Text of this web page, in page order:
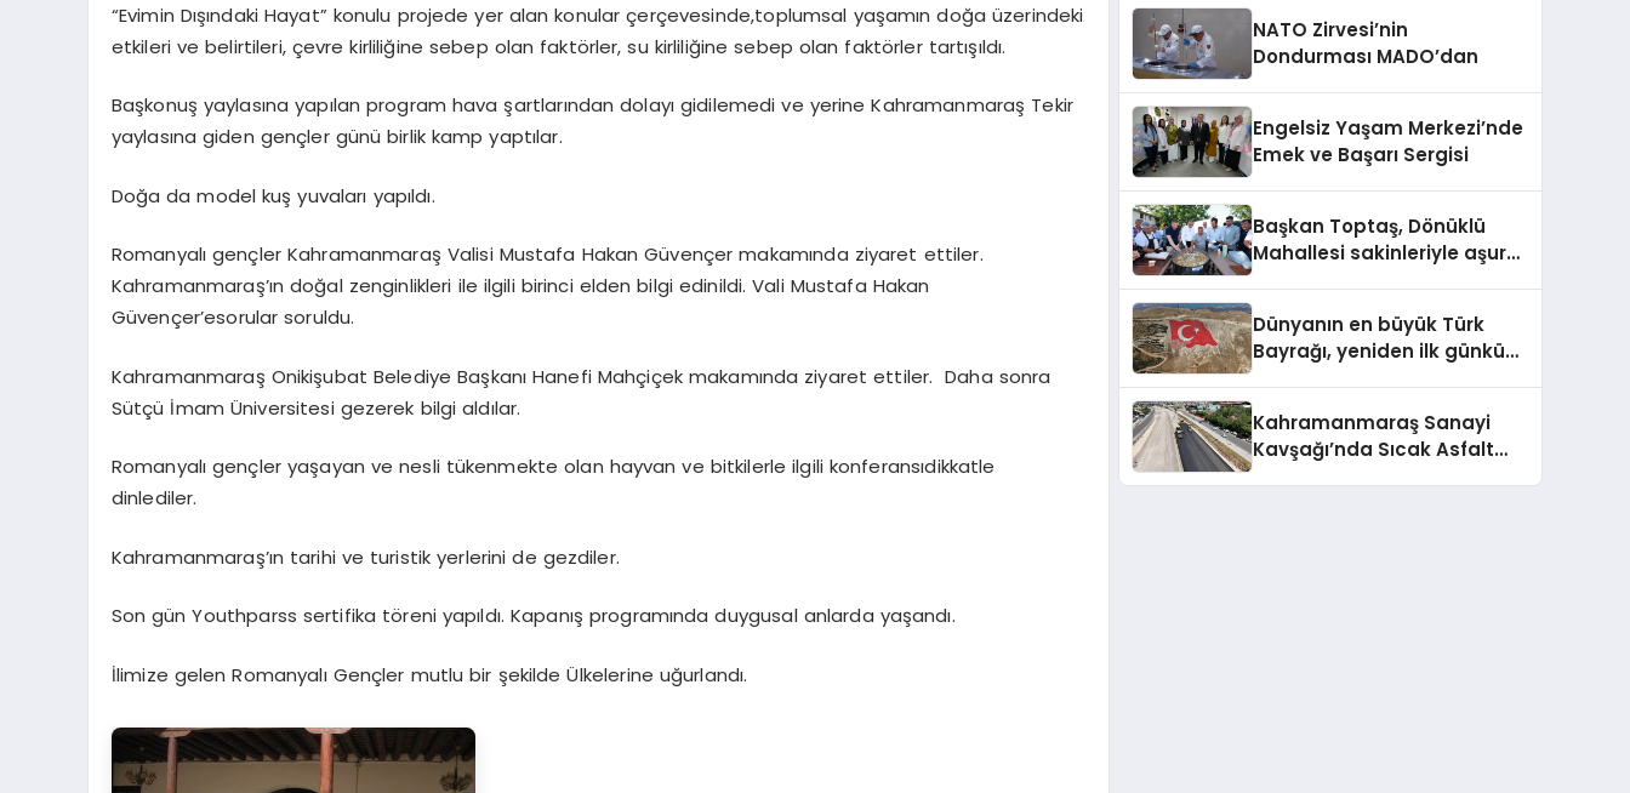
“Evimin Dışındaki Hayat” konulu projede yer alan konular çerçevesinde,toplumsal yaşamın doğa üzerindeki
etkileri ve belirtileri, çevre kirliliğine sebep olan faktörler, su kirliliğine sebep olan faktörler tartışıldı.
Başkonuş yaylasına yapılan program hava şartlarından dolayı gidilemedi ve yerine Kahramanmaraş Tekir
yaylasına giden gençler günü birlik kamp yaptılar.
Doğa da model kuş yuvaları yapıldı.
Romanyalı gençler Kahramanmaraş Valisi Mustafa Hakan Güvençer makamında ziyaret ettiler.
Kahramanmaraş’ın doğal zenginlikleri ile ilgili birinci elden bilgi edinildi. Vali Mustafa Hakan
Güvençer’esorular soruldu.
Kahramanmaraş Onikişubat Belediye Başkanı Hanefi Mahçiçek makamında ziyaret ettiler. Daha sonra
Sütçü İmam Üniversitesi gezerek bilgi aldılar.
Romanyalı gençler yaşayan ve nesli tükenmekte olan hayvan ve bitkilerle ilgili konferansıdikkatle
dinlediler.
Kahramanmaraş’ın tarihi ve turistik yerlerini de gezdiler.
Son gün Youthparss sertifika töreni yapıldı. Kapanış programında duygusal anlarda yaşandı.
İlimize gelen Romanyalı Gençler mutlu bir şekilde Ülkelerine uğurlandı.
NATO Zirvesi’nin
Dondurması MADO’dan
Engelsiz Yaşam Merkezi’nde
Emek ve Başarı Sergisi
Başkan Toptaş, Dönüklü
Mahallesi sakinleriyle aşure
Dünyanın en büyük Türk
Bayrağı, yeniden ilk günkü
Kahramanmaraş Sanayi
Kavşağı’nda Sıcak Asfalt